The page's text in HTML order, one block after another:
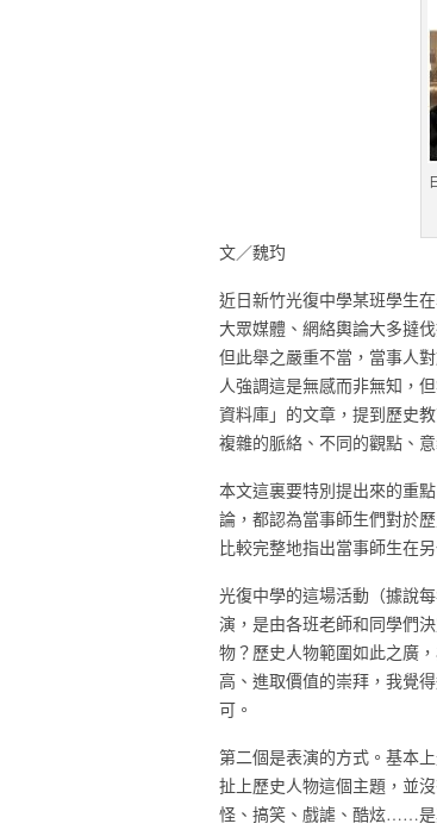
文／魏玓
近日新竹光復中學某班學生
大眾媒體、網絡輿論大多撻
但此舉之嚴重不當，當事人
人強調這是無感而非無知，
資料庫」的文章，提到歷史
複雜的脈絡、不同的觀點、
本文這裏要特別提出來的重
論，都認為當事師生們對於
比較完整地指出當事師生在
光復中學的這場活動（據說
演，是由各班老師和同學們
物？歷史人物範圍如此之廣
高、進取價值的崇拜，我覺
可。
第二個是表演的方式。基本
扯上歷史人物這個主題，並
怪、搞笑、戲謔、酷炫……是